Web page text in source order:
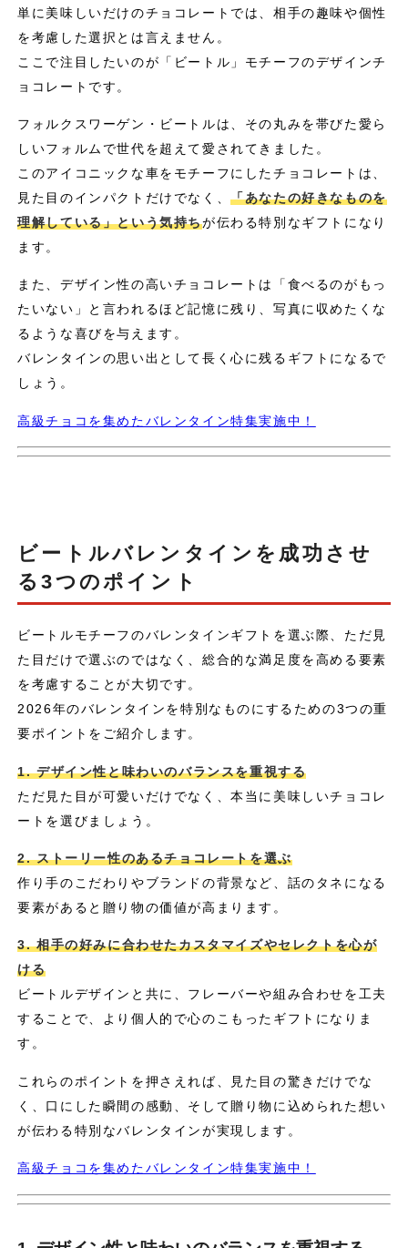
単に美味しいだけのチョコレートでは、相手の趣味や個性
を考慮した選択とは言えません。
ここで注目したいのが「ビートル」モチーフのデザインチ
ョコレートです。
フォルクスワーゲン・ビートルは、その丸みを帯びた愛ら
しいフォルムで世代を超えて愛されてきました。
このアイコニックな車をモチーフにしたチョコレートは、
見た目のインパクトだけでなく、「あなたの好きなものを
理解している」という気持ちが伝わる特別なギフトになり
ます。
また、デザイン性の高いチョコレートは「食べるのがもっ
たいない」と言われるほど記憶に残り、写真に収めたくな
るような喜びを与えます。
バレンタインの思い出として長く心に残るギフトになるで
しょう。
高級チョコを集めたバレンタイン特集実施中！
ビートルバレンタインを成功させ
る3つのポイント
ビートルモチーフのバレンタインギフトを選ぶ際、ただ見
た目だけで選ぶのではなく、総合的な満足度を高める要素
を考慮することが大切です。
2026年のバレンタインを特別なものにするための3つの重
要ポイントをご紹介します。
1. デザイン性と味わいのバランスを重視する
ただ見た目が可愛いだけでなく、本当に美味しいチョコレ
ートを選びましょう。
2. ストーリー性のあるチョコレートを選ぶ
作り手のこだわりやブランドの背景など、話のタネになる
要素があると贈り物の価値が高まります。
3. 相手の好みに合わせたカスタマイズやセレクトを心が
ける
ビートルデザインと共に、フレーバーや組み合わせを工夫
することで、より個人的で心のこもったギフトになりま
す。
これらのポイントを押さえれば、見た目の驚きだけでな
く、口にした瞬間の感動、そして贈り物に込められた想い
が伝わる特別なバレンタインが実現します。
高級チョコを集めたバレンタイン特集実施中！